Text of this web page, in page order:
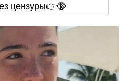
цензуры👉🔞